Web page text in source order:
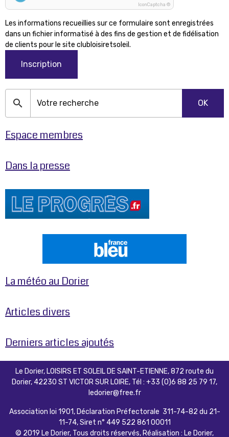
IconCaptcha ©
Les informations recueillies sur ce formulaire sont enregistrées
dans un fichier informatisé à des fins de gestion et de fidélisation
de clients pour le site clubloisiretsoleil.
Inscription
OK
Espace membres
Dans la presse
La météo au Dorier
Articles divers
Derniers articles ajoutés
Le Dorier, LOISIRS ET SOLEIL DE SAINT-ETIENNE, 872 route du
Dorier, 42230 ST VICTOR SUR LOIRE, Tél : +33 (0)6 88 25 79 17,
ledorier@free.fr
Association loi 1901, Déclaration Préfectorale 311-74-82 du 21-
11-74, Siret n° 449 522 861 00011
© 2019 Le Dorier, Tous droits réservés, Réalisation : Le Dorier,